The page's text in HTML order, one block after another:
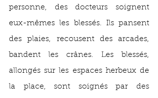
personne, des docteurs soignent
eux-mêmes les blessés. Ils pansent
des plaies, recousent des arcades,
bandent les crânes. Les blessés,
allongés sur les espaces herbeux de
la place, sont soignés par des